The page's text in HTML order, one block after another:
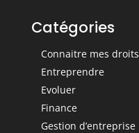
Catégories
Connaitre mes droits
Entreprendre
Evoluer
Finance
Gestion d’entreprise